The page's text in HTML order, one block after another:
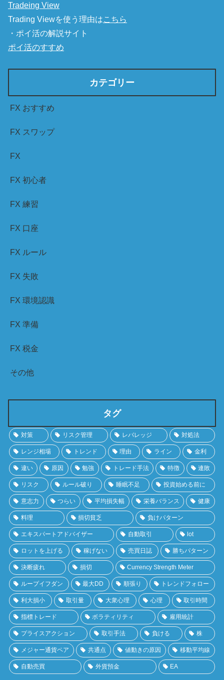
Tradeing View
Trading Viewを使う理由はこちら
・ポイ活の解説サイト
ポイ活のすすめ
カテゴリー
FX おすすめ
FX スワップ
FX
FX 初心者
FX 練習
FX 口座
FX ルール
FX 失敗
FX 環境認識
FX 準備
FX 税金
その他
タグ
対策 リスク管理 レバレッジ 対処法
レンジ相場 トレンド 理由 ライン 金利
違い 原因 勉強 トレード手法 特徴 連敗
リスク ルール破り 睡眠不足 投資始める前に
意志力 つらい 平均損失幅 栄養バランス 健康
料理 損切貧乏 負けパターン
エキスパートアドバイザー 自動取引 lot
ロットを上げる 稼げない 売買日誌 勝ちパターン
決断疲れ 損切 Currency Strength Meter
ループイフダン 最大DD 順張り トレンドフォロー
利大損小 取引量 大衆心理 心理 取引時間
指標トレード ボラティリティ 雇用統計
プライスアクション 取引手法 負ける 株
メジャー通貨ペア 共通点 値動きの原因 移動平均線
自動売買 外貨預金 EA